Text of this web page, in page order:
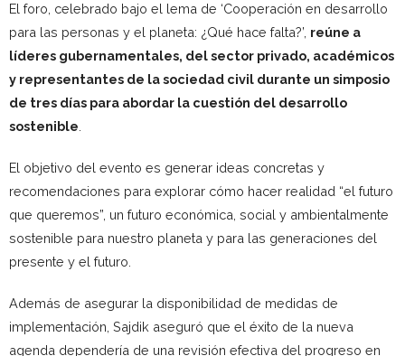
El foro, celebrado bajo el lema de ‘Cooperación en desarrollo
para las personas y el planeta: ¿Qué hace falta?’, reúne a
líderes gubernamentales, del sector privado, académicos
y representantes de la sociedad civil durante un simposio
de tres días para abordar la cuestión del desarrollo
sostenible
El objetivo del evento es generar ideas concretas y
recomendaciones para explorar cómo hacer realidad “el futuro
que queremos”, un futuro económica, social y ambientalmente
sostenible para nuestro planeta y para las generaciones del
presente y el futuro.
Además de asegurar la disponibilidad de medidas de
implementación, Sajdik aseguró que el éxito de la nueva
agenda dependería de una revisión efectiva del progreso en